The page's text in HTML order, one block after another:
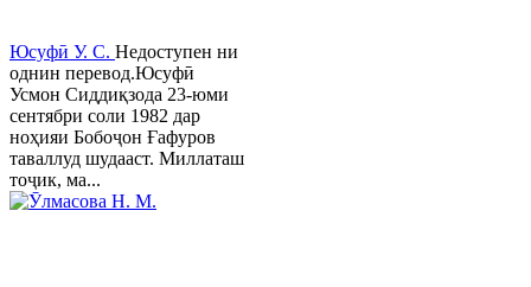
Юсуфӣ У. C. Недоступен ни
однин перевод.Юсуфӣ
Усмон Сиддиқзода 23-юми
сентябри соли 1982 дар
ноҳияи Бобоҷон Ғафуров
таваллуд шудааст. Миллаташ
тоҷик, ма...